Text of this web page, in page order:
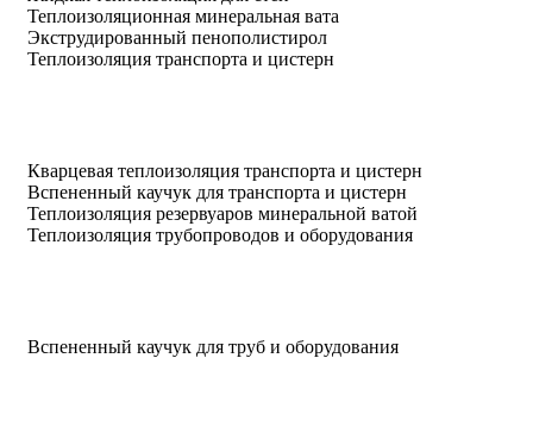
Теплоизоляционная минеральная вата
Экструдированный пенополистирол
Теплоизоляция транспорта и цистерн
Кварцевая теплоизоляция транспорта и цистерн
Вспененный каучук для транспорта и цистерн
Теплоизоляция резервуаров минеральной ватой
Теплоизоляция трубопроводов и оборудования
Вспененный каучук для труб и оборудования